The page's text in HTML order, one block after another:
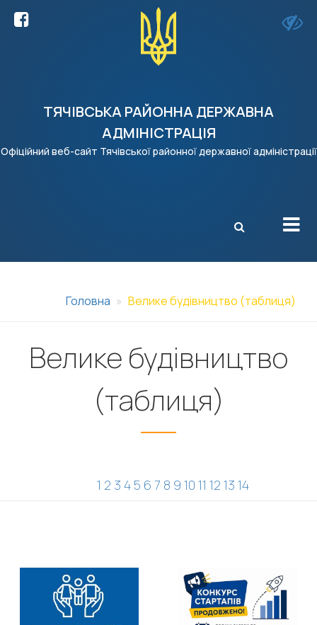
ТЯЧІВСЬКА РАЙОННА ДЕРЖАВНА
АДМІНІСТРАЦІЯ
Офіційний веб-сайт Тячівської районної державної адміністрації
X
Головна Велике будівництво (таблиця)
Велике будівництво
(таблиця)
1 2 3 45 6 7 8 9 10 11 12 13 14